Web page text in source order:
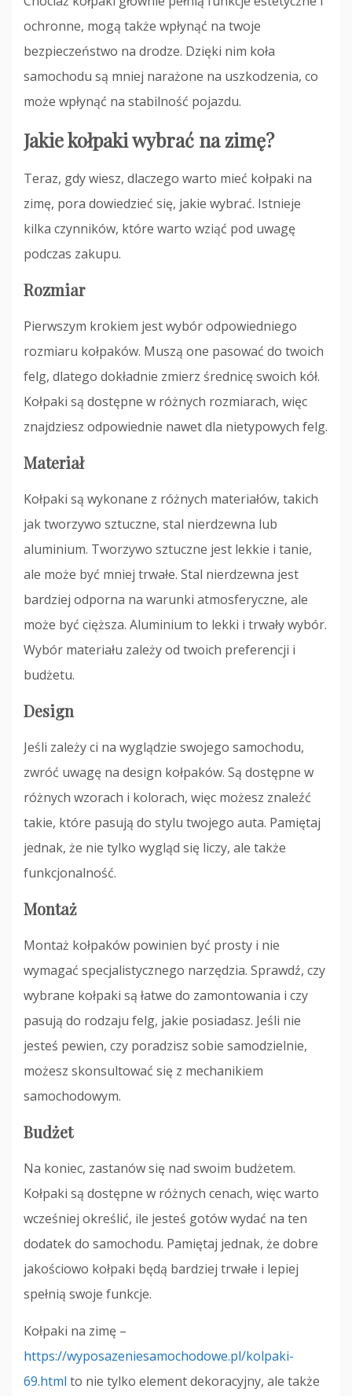
ochronne, mogą także wpłynąć na twoje
bezpieczeństwo na drodze. Dzięki nim koła
samochodu są mniej narażone na uszkodzenia, co
może wpłynąć na stabilność pojazdu.
Jakie kołpaki wybrać na zimę?
Teraz, gdy wiesz, dlaczego warto mieć kołpaki na
zimę, pora dowiedzieć się, jakie wybrać. Istnieje
kilka czynników, które warto wziąć pod uwagę
podczas zakupu.
Rozmiar
Pierwszym krokiem jest wybór odpowiedniego
rozmiaru kołpaków. Muszą one pasować do twoich
felg, dlatego dokładnie zmierz średnicę swoich kół.
Kołpaki są dostępne w różnych rozmiarach, więc
znajdziesz odpowiednie nawet dla nietypowych felg.
Materiał
Kołpaki są wykonane z różnych materiałów, takich
jak tworzywo sztuczne, stal nierdzewna lub
aluminium. Tworzywo sztuczne jest lekkie i tanie,
ale może być mniej trwałe. Stal nierdzewna jest
bardziej odporna na warunki atmosferyczne, ale
może być cięższa. Aluminium to lekki i trwały wybór.
Wybór materiału zależy od twoich preferencji i
budżetu.
Design
Jeśli zależy ci na wyglądzie swojego samochodu,
zwróć uwagę na design kołpaków. Są dostępne w
różnych wzorach i kolorach, więc możesz znaleźć
takie, które pasują do stylu twojego auta. Pamiętaj
jednak, że nie tylko wygląd się liczy, ale także
funkcjonalność.
Montaż
Montaż kołpaków powinien być prosty i nie
wymagać specjalistycznego narzędzia. Sprawdź, czy
wybrane kołpaki są łatwe do zamontowania i czy
pasują do rodzaju felg, jakie posiadasz. Jeśli nie
jesteś pewien, czy poradzisz sobie samodzielnie,
możesz skonsultować się z mechanikiem
samochodowym.
Budżet
Na koniec, zastanów się nad swoim budżetem.
Kołpaki są dostępne w różnych cenach, więc warto
wcześniej określić, ile jesteś gotów wydać na ten
dodatek do samochodu. Pamiętaj jednak, że dobre
jakościowo kołpaki będą bardziej trwałe i lepiej
spełnią swoje funkcje.
Kołpaki na zimę –
https://wyposazeniesamochodowe.pl/kolpaki-
69.html to nie tylko element dekoracyjny, ale także